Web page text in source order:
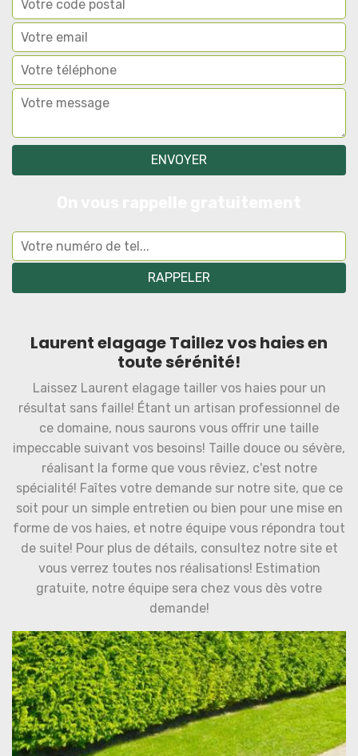
Laurent elagage Taillez vos haies en
toute sérénité!
Laissez Laurent elagage tailler vos haies pour un
résultat sans faille! Étant un artisan professionnel de
ce domaine, nous saurons vous offrir une taille
impeccable suivant vos besoins! Taille douce ou sévère,
réalisant la forme que vous rêviez, c'est notre
spécialité! Faîtes votre demande sur notre site, que ce
soit pour un simple entretien ou bien pour une mise en
forme de vos haies, et notre équipe vous répondra tout
de suite! Pour plus de détails, consultez notre site et
vous verrez toutes nos réalisations! Estimation
gratuite, notre équipe sera chez vous dès votre
demande!